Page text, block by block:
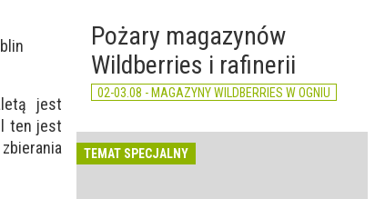
jest
ten jest
Pożary magazynów
Wildberries i rafinerii
02-03.08 - MAGAZYNY WILDBERRIES W OGNIU
TEMAT SPECJALNY